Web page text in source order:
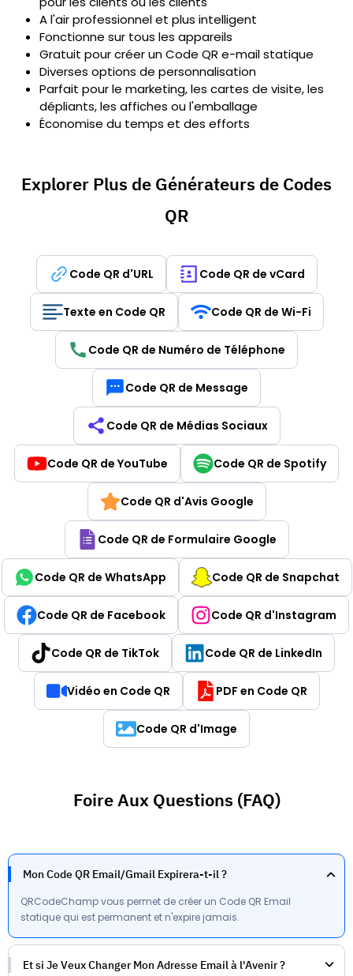
A l'air professionnel et plus intelligent
Fonctionne sur tous les appareils
Gratuit pour créer un Code QR e-mail statique
Diverses options de personnalisation
Parfait pour le marketing, les cartes de visite, les
dépliants, les affiches ou l'emballage
Économise du temps et des efforts
Explorer Plus de Générateurs de Codes
QR
Code QR d'URL Code QR de vCard
Texte en Code QR Code QR de Wi-Fi
Code QR de Numéro de Téléphone
Code QR de Message
Code QR de Médias Sociaux
Code QR de YouTube Code QR de Spotify
Code QR d'Avis Google
Code QR de Formulaire Google
Code QR de WhatsApp Code QR de Snapchat
Code QR de Facebook Code QR d'Instagram
Code QR de TikTok Code QR de LinkedIn
Vidéo en Code QR PDF en Code QR
Code QR d'Image
Foire Aux Questions (FAQ)
Mon Code QR Email/Gmail Expirera-t-il ?
QRCodeChamp vous permet de créer un Code QR Email
statique qui est permanent et n'expire jamais.
Et si Je Veux Changer Mon Adresse Email à l'Avenir ?